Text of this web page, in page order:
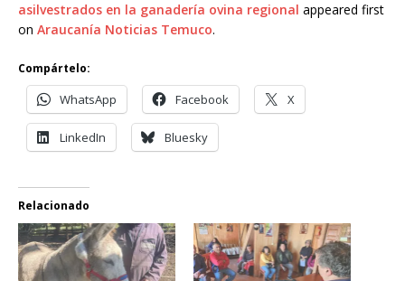
asilvestrados en la ganadería ovina regional appeared first
on Araucanía Noticias Temuco.
Compártelo:
WhatsApp Facebook X
LinkedIn Bluesky
Relacionado